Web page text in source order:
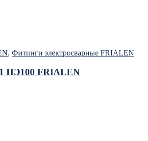
, Фитинги электросварные FRIALEN
ПЭ100 FRIALEN